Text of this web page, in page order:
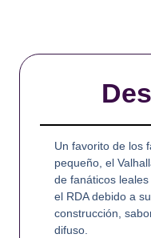
Un favorito de los
pequeño, el
de fanáticos
el RDA debido a
construcción,
difuso.